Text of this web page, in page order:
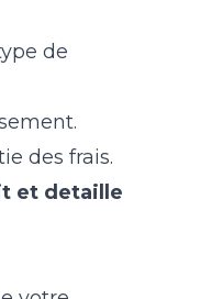
de
des frais.
et detaille